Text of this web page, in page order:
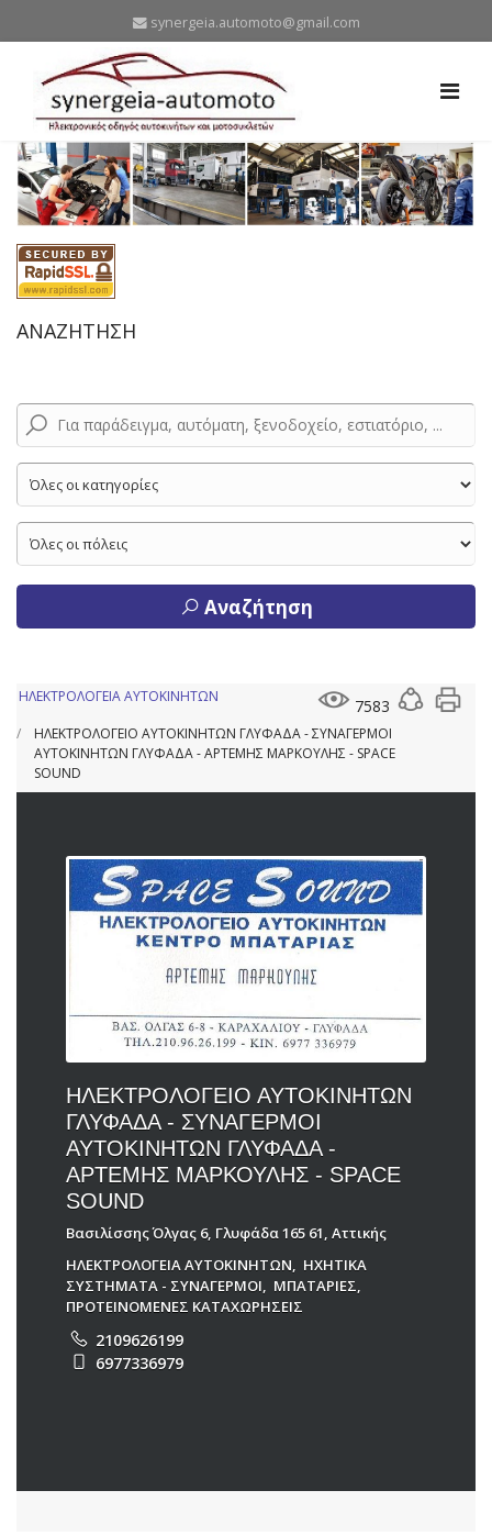
synergeia.automoto@gmail.com
ΑΝΑΖΗΤΗΣΗ
Αναζήτηση
7583
ΗΛΕΚΤΡΟΛΟΓΕΙΑ ΑΥΤΟΚΙΝΗΤΩΝ
ΗΛΕΚΤΡΟΛΟΓΕΙΟ ΑΥΤΟΚΙΝΗΤΩΝ ΓΛΥΦΑΔΑ - ΣΥΝΑΓΕΡΜΟΙ
ΑΥΤΟΚΙΝΗΤΩΝ ΓΛΥΦΑΔΑ - ΑΡΤΕΜΗΣ ΜΑΡΚΟΥΛΗΣ - SPACE
SOUND
ΗΛΕΚΤΡΟΛΟΓΕΙΟ ΑΥΤΟΚΙΝΗΤΩΝ
ΓΛΥΦΑΔΑ - ΣΥΝΑΓΕΡΜΟΙ
ΑΥΤΟΚΙΝΗΤΩΝ ΓΛΥΦΑΔΑ -
ΑΡΤΕΜΗΣ ΜΑΡΚΟΥΛΗΣ - SPACE
SOUND
Βασιλίσσης Όλγας 6, Γλυφάδα 165 61, Αττικής
ΗΛΕΚΤΡΟΛΟΓΕΙΑ ΑΥΤΟΚΙΝΗΤΩΝ, ΗΧΗΤΙΚΑ
ΣΥΣΤΗΜΑΤΑ - ΣΥΝΑΓΕΡΜΟΙ, ΜΠΑΤΑΡΙΕΣ,
ΠΡΟΤΕΙΝΟΜΕΝΕΣ ΚΑΤΑΧΩΡΗΣΕΙΣ
2109626199
6977336979